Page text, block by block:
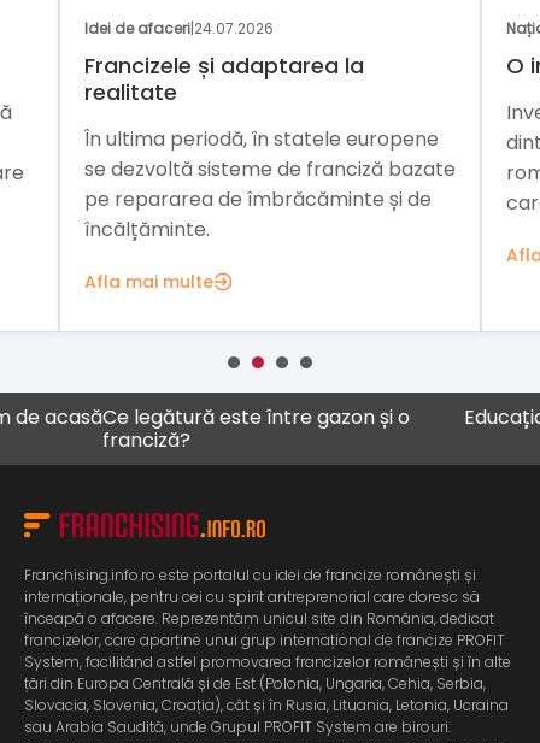
Idei de afaceri|24.07.2026
Francizele și adaptarea la
realitate
În ultima periodă, în statele europene
se dezvoltă sisteme de franciză bazate
pe repararea de îmbrăcăminte și de
încălțăminte.
Afla mai multe
O
Ce legătură este între gazon și o
franciză?
Educația
Franchising.info.ro este portalul cu idei de francize românești și
internaționale, pentru cei cu spirit antreprenorial care doresc să
înceapă o afacere. Reprezentăm unicul site din România, dedicat
francizelor, care aparține unui grup internațional de francize PROFIT
System, facilitând astfel promovarea francizelor românești și în alte
țări din Europa Centrală și de Est (Polonia, Ungaria, Cehia, Serbia,
Slovacia, Slovenia, Croația), cât și în Rusia, Lituania, Letonia, Ucraina
sau Arabia Saudită, unde Grupul PROFIT System are birouri.